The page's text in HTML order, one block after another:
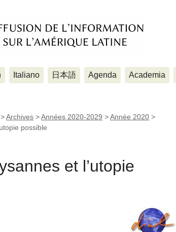
Italiano 日本語 Agenda Academia
>Archives >Années 2020-2029 >Année 2020 >
possible
et l’utopie